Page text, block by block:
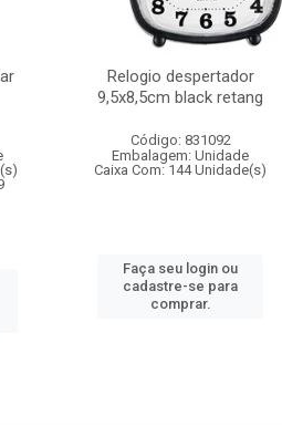
Relogio despertador
9,5x8,5cm black retang
Código: 831092
Embalagem: Unidade
Caixa Com: 144 Unidade(s)
Faça seu login ou
cadastre-se para
comprar.